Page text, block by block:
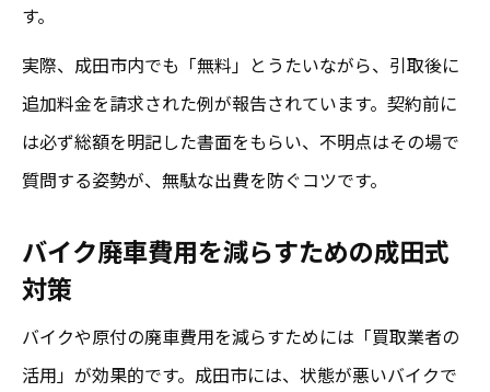
す。
実際、成田市内でも「無料」とうたいながら、引取後に
追加料金を請求された例が報告されています。契約前に
は必ず総額を明記した書面をもらい、不明点はその場で
質問する姿勢が、無駄な出費を防ぐコツです。
バイク廃車費用を減らすための成田式
対策
バイクや原付の廃車費用を減らすためには「買取業者の
活用」が効果的です。成田市には、状態が悪いバイクで